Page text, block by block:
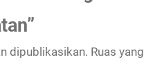
dipublikasikan. Ruas yang